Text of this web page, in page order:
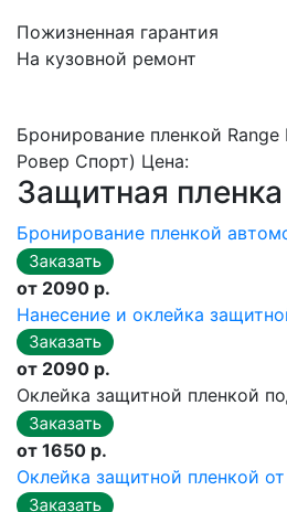
Пожизненная гарантия
На кузовной ремонт
Бронирование пленкой
Ровер Спорт) Цена:
Защитная
Бронирование пленкой
от 2090 р.
Нанесение и оклейка
от 2090 р.
Оклейка защитной пленкой
от 1650 р.
Оклейка защитной пленкой